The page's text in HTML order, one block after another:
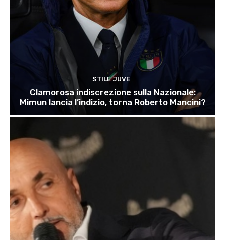
STILE JUVE
Clamorosa indiscrezione sulla Nazionale:
Mimun lancia l’indizio, torna Roberto Mancini?